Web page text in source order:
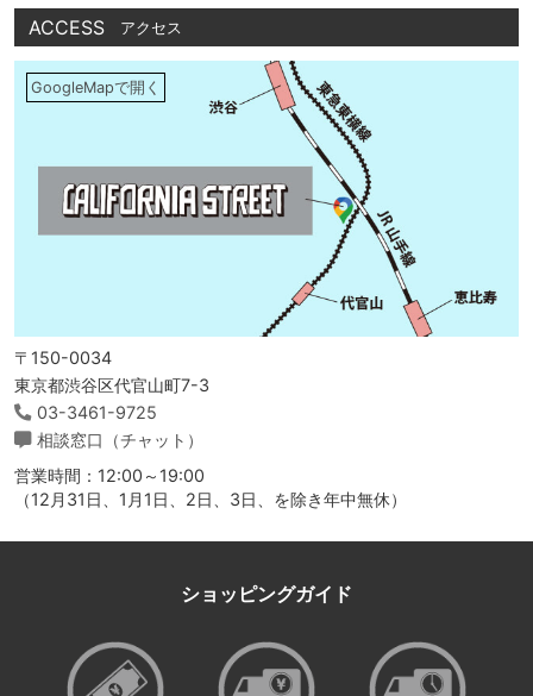
ACCESS アクセス
GoogleMapで開く
〒150-0034
東京都渋谷区代官山町7-3
03-3461-9725
相談窓口（チャット）
営業時間：12:00～19:00
（12月31日、1月1日、2日、3日、を除き年中無休）
ショッピングガイド